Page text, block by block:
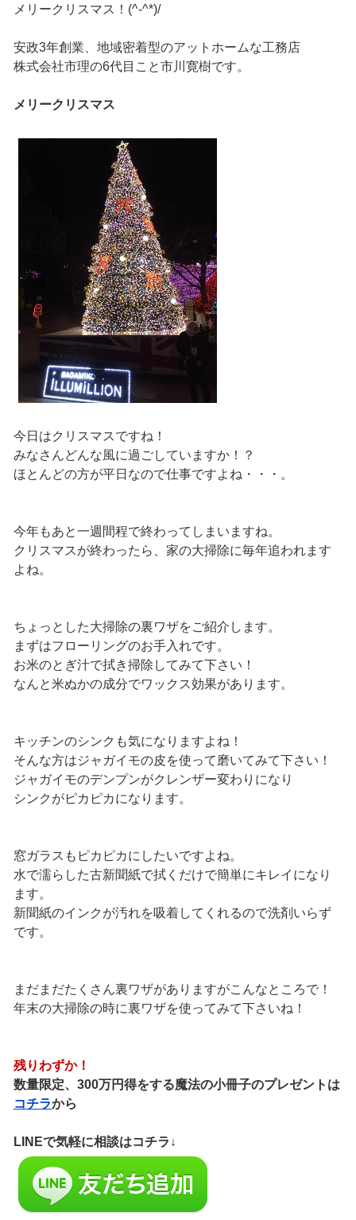
メリークリスマス！(^-^*)/
安政3年創業、地域密着型のアットホームな工務店
株式会社市理の6代目こと市川寛樹です。
メリークリスマス
今日はクリスマスですね！
みなさんどんな風に過ごしていますか！？
ほとんどの方が平日なので仕事ですよね・・・。
今年もあと一週間程で終わってしまいますね。
クリスマスが終わったら、家の大掃除に毎年追われます
よね。
ちょっとした大掃除の裏ワザをご紹介します。
まずはフローリングのお手入れです。
お米のとぎ汁で拭き掃除してみて下さい！
なんと米ぬかの成分でワックス効果があります。
キッチンのシンクも気になりますよね！
そんな方はジャガイモの皮を使って磨いてみて下さい！
ジャガイモのデンプンがクレンザー変わりになり
シンクがピカピカになります。
窓ガラスもピカピカにしたいですよね。
水で濡らした古新聞紙で拭くだけで簡単にキレイになり
ます。
新聞紙のインクが汚れを吸着してくれるので洗剤いらず
です。
まだまだたくさん裏ワザがありますがこんなところで！
年末の大掃除の時に裏ワザを使ってみて下さいね！
残りわずか！
数量限定、300万円得をする魔法の小冊子のプレゼントは
コチラから
LINEで気軽に相談はコチラ↓